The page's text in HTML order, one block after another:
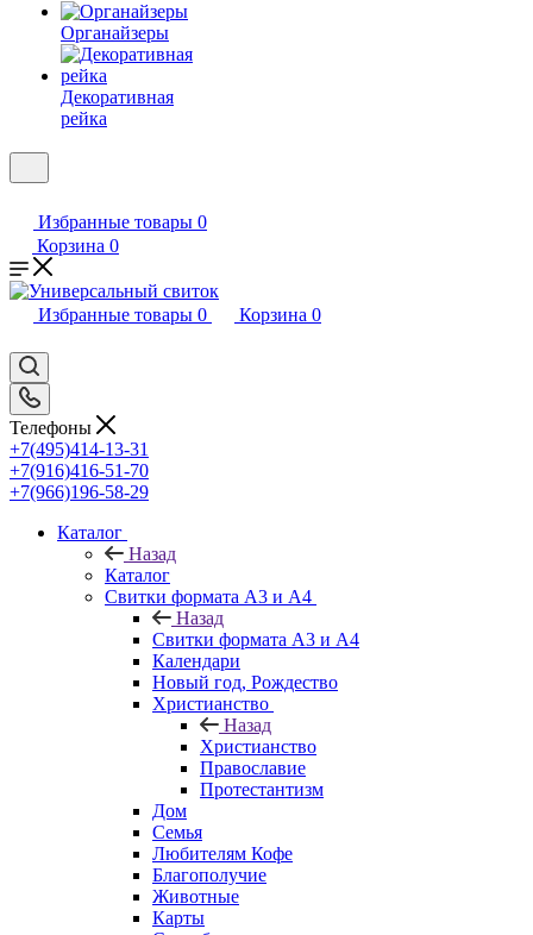
Органайзеры
Декоративная
рейка
Избранные товары 0
Корзина 0
Избранные товары 0 Корзина 0
Телефоны
+7(495)414-13-31
+7(916)416-51-70
+7(966)196-58-29
Каталог
Назад
Каталог
Свитки формата А3 и А4
Назад
Свитки формата А3 и А4
Календари
Новый год, Рождество
Христианство
Назад
Христианство
Православие
Протестантизм
Дом
Семья
Любителям Кофе
Благополучие
Животные
Карты